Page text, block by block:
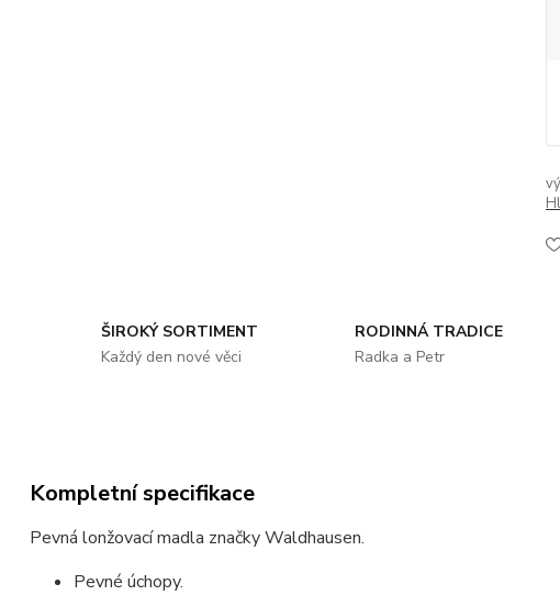
ŠIROKÝ SORTIMENT
Každý den nové věci
RODINNÁ TRADICE
Radka a Petr
Kompletní specifikace
Pevná lonžovací madla značky Waldhausen.
Pevné úchopy.